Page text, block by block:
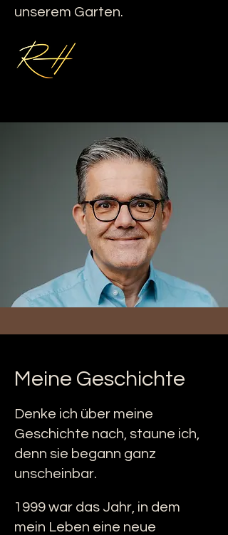
unserem Garten.
Meine Geschichte
Denke ich über meine
Geschichte nach, staune ich,
denn sie begann ganz
unscheinbar.
1999 war das Jahr, in dem
mein Leben eine neue